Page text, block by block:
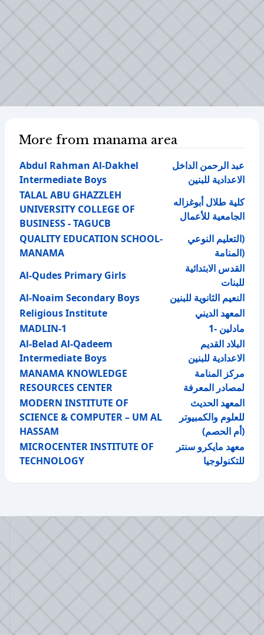
More from manama area
Abdul Rahman Al-Dakhel
Intermediate Boys
عبد الرحمن الداخل
الاعدادية للبنين
TALAL ABU GHAZZLEH
UNIVERSITY COLLEGE OF
BUSINESS - TAGUCB
كلية طلال أبوغزاله
الجامعية للأعمال
QUALITY EDUCATION SCHOOL-
MANAMA
(التعليم النوعي
(المنامة
Al-Qudes Primary Girls
القدس الابتدائية
للبنات
Al-Noaim Secondary Boys
النعيم الثانوية للبنين
Religious Institute
المعهد الديني
MADLIN-1
مادلين -1
Al-Belad Al-Qadeem
Intermediate Boys
البلاد القديم
الاعدادية للبنين
MANAMA KNOWLEDGE
RESOURCES CENTER
مركز المنامة
لمصادر المعرفة
MODERN INSTITUTE OF
SCIENCE & COMPUTER – UM AL
HASSAM
المعهد الحديث
للعلوم والكمبيوتر
(أم الحصم)
MICROCENTER INSTITUTE OF
TECHNOLOGY
معهد مايكرو سنتر
للتكنولوجيا